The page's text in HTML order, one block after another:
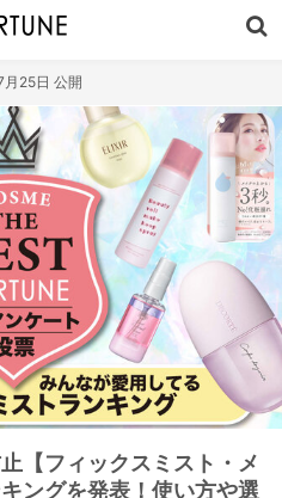
25日 公開
【フィックスミスト・メ
ングを発表！使い方や選